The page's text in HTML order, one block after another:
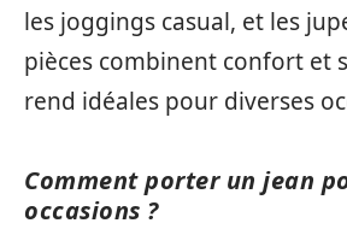
les joggings casual, et les
pièces combinent confort et
rend idéales pour diverses
Comment porter un jean
occasions ?